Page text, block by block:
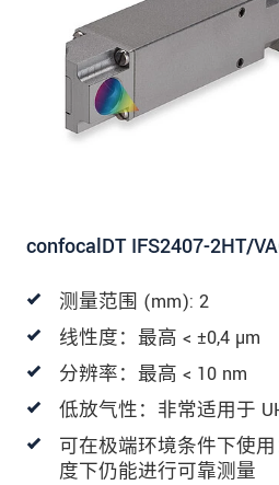
confocalDT IFS2407-2HT/
测量范围 (mm): 2
线性度：最高 < ±0,4 µm
分辨率：最高 < 10 nm
低放气性：非常适用于
可在极端环境条件下使用
度下仍能进行可靠测量